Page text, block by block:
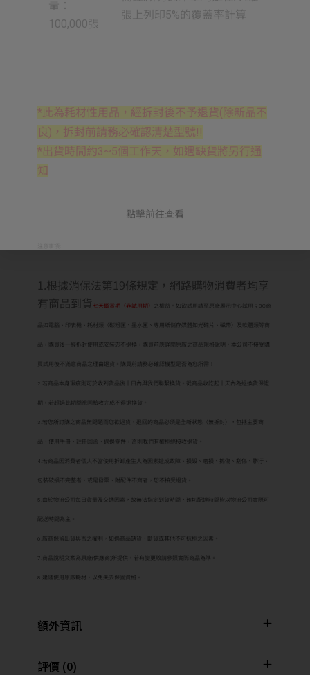
量：
100,000張
張上列印5%的覆蓋率計算
*此為耗材性用品，經拆封後不予退貨(除新品不
良)，拆封前請務必確認清楚型號!!
*出貨時間約3~5個工作天，如遇缺貨將另行通
知
1.根據消保法第19條規定，網路購物消費者均享
有商品到貨 七天鑑賞期（非試用期） 之權益。如欲試用請至原廠展示中心試用；3C商
品如電腦、印表機、耗材類（碳粉匣、墨水匣、專用紙儲存媒體如光碟片、磁帶）及軟體類等商
品，購買後一經拆封使用或安裝恕不退換，購買前應詳閱原廠之商品規格說明，本公司不接受購
買試用後不滿意商品之理由退貨。購買前請務必確認機型是否為您所需！
2.若商品本身瑕疵則可於收到貨品後十日內與我們聯繫換貨。從商品收訖起十天內為退換貨保證
期，若超過此期間視同驗收完成不得退換貨。
3.若您所訂購之商品無問題而您欲退貨，退回的商品必須是全新狀態（無拆封），包括主要商
品、使用手冊、註冊回函、週邊零件，否則我們有權拒絕接收退貨。
4.若商品因消費者個人不當使用拆卸產生人為因素造成故障、損毀、磨損、擦傷、刮傷、髒汙、
包裝破損不完整者，或是發票、附配件不齊者，恕不接受退貨。
5.由於物流公司每日貨量及交通因素，故無法指定到貨時間，確切配達時間皆以物流公司實際可
配送時間為主。
6.廠商保留出貨與否之權利，如遇商品缺貨、斷貨或其他不可抗拒之因素。
7.商品說明文案為原廠(供應商)所提供，若有變更敬請參照實際商品為準。
8.建議使用原廠耗材，以免失去保固資格。
額外資訊
評價 (0)
點擊前往查看